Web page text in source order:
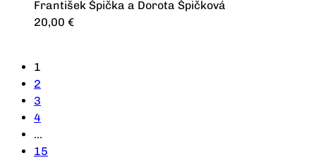
František Špička a Dorota Špičková
20,00 €
1
2
3
4
…
15